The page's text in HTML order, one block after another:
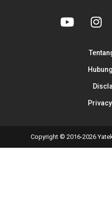
Copyright © 2016-2026